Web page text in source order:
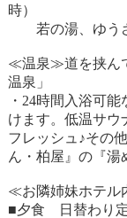
時）
若の湯、ゆうざ
≪温泉≫道を挟ん
温泉」
・24時間入浴可
けます。低温サウ
フレッシュ♪その
ん・柏屋』の『湯
≪お隣姉妹ホテ
■夕食 日替わり定